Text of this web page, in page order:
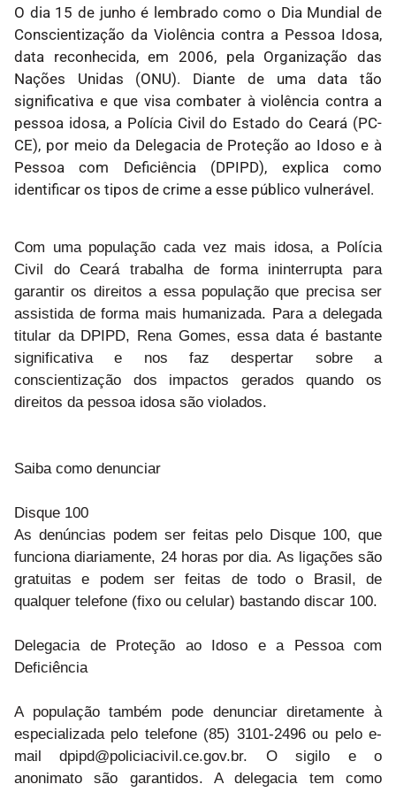
O dia 15 de junho é lembrado como o Dia Mundial de
Conscientização da Violência contra a Pessoa Idosa,
data reconhecida, em 2006, pela Organização das
Nações Unidas (ONU). Diante de uma data tão
significativa e que visa combater à violência contra a
pessoa idosa, a Polícia Civil do Estado do Ceará (PC-
CE), por meio da Delegacia de Proteção ao Idoso e à
Pessoa com Deficiência (DPIPD), explica como
identificar os tipos de crime a esse público vulnerável.
Com uma população cada vez mais idosa, a Polícia
Civil do Ceará trabalha de forma ininterrupta para
garantir os direitos a essa população que precisa ser
assistida de forma mais humanizada. Para a delegada
titular da DPIPD, Rena Gomes, essa data é bastante
significativa e nos faz despertar sobre a
conscientização dos impactos gerados quando os
direitos da pessoa idosa são violados.
Saiba como denunciar
Disque 100
As denúncias podem ser feitas pelo Disque 100, que
funciona diariamente, 24 horas por dia. As ligações são
gratuitas e podem ser feitas de todo o Brasil, de
qualquer telefone (fixo ou celular) bastando discar 100.
Delegacia de Proteção ao Idoso e a Pessoa com
Deficiência
A população também pode denunciar diretamente à
especializada pelo telefone (85) 3101-2496 ou pelo e-
mail dpipd@policiacivil.ce.gov.br. O sigilo e o
anonimato são garantidos. A delegacia tem como